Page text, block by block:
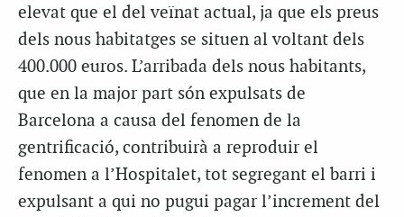
elevat que el del veïnat actual, ja que els preus
dels nous habitatges se situen al voltant dels
400.000 euros. L’arribada dels nous habitants,
que en la major part són expulsats de
Barcelona a causa del fenomen de la
gentrificació, contribuirà a reproduir el
fenomen a l’Hospitalet, tot segregant el barri i
expulsant a qui no pugui pagar l’increment del